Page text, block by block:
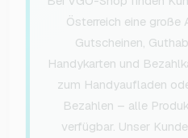
Österreich eine große
Gutscheinen,
Handykarten und
zum Handyaufladen
Bezahlen – alle
verfügbar. Unser